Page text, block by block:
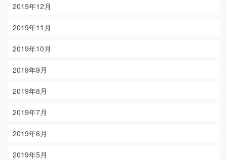
2019年12月
2019年11月
2019年10月
2019年9月
2019年8月
2019年7月
2019年6月
2019年5月